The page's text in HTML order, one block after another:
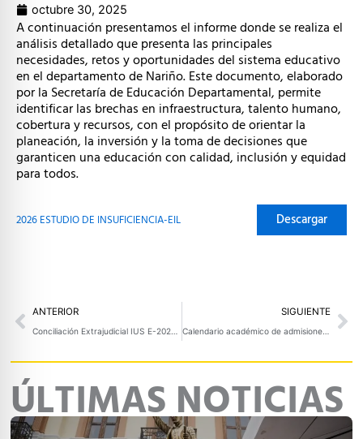
octubre 30, 2025
A continuación presentamos el informe donde se realiza el
análisis detallado que presenta las principales
necesidades, retos y oportunidades del sistema educativo
en el departamento de Nariño. Este documento, elaborado
por la Secretaría de Educación Departamental, permite
identificar las brechas en infraestructura, talento humano,
cobertura y recursos, con el propósito de orientar la
planeación, la inversión y la toma de decisiones que
garanticen una educación con calidad, inclusión y equidad
para todos.
2026 ESTUDIO DE INSUFICIENCIA-EIL Descargar
Prev
ANTERIOR SIGUIENTE
Calendario académico de admisiones a la U
ÚLTIMAS NOTICIAS